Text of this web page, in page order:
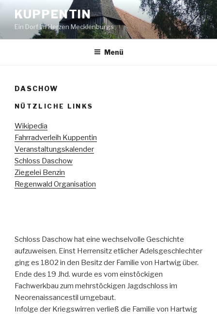
Inhalt
springen
KUPPENTIN
Ein Dorf im Herzen Mecklenburgs
Menü
DASCHOW
NÜTZLICHE LINKS
Wikipedia
Fahrradverleih Kuppentin
Veranstaltungskalender
Schloss Daschow
Ziegelei Benzin
Regenwald Organisation
Schloss Daschow hat eine wechselvolle Geschichte
aufzuweisen. Einst Herrensitz etlicher Adelsgeschlechter
ging es 1802 in den Besitz der Familie von Hartwig über.
Ende des 19 Jhd. wurde es vom einstöckigen
Fachwerkbau zum mehrstöckigen Jagdschloss im
Neorenaissancestil umgebaut.
Infolge der Kriegswirren verließ die Familie von Hartwig